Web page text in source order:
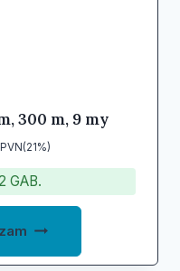
300 m, 9 my
GAB.